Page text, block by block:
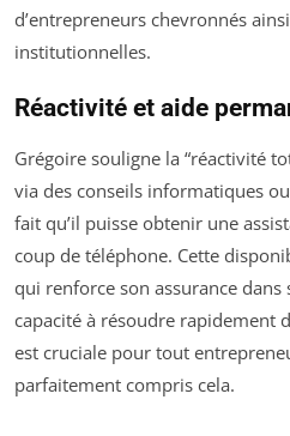
d’entrepreneurs chevronnés
institutionnelles.
Réactivité et aide
Grégoire souligne la “réactivité
via des conseils informatiques
fait qu’il puisse obtenir une
coup de téléphone. Cette
qui renforce son assurance dans
capacité à résoudre rapidement
est cruciale pour tout
parfaitement compris cela.